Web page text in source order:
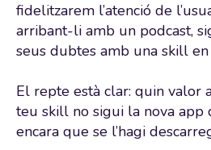
fidelitzarem l’atenció de
arribant-li amb un podcast,
seus dubtes amb una skill
El repte està clar: quin valor
teu skill no sigui la nova app
encara que se l’hagi